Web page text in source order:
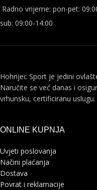
Radno vrijeme: pon-pet:
sub: 09:00-14:00
Hohnjec Sport je jedini
Naručite se već danas i
vrhunsku, certificiranu uslugu.
ONLINE KUPNJA
Uvjeti poslovanja
Načini plaćanja
Dostava
Povrat i reklamacije